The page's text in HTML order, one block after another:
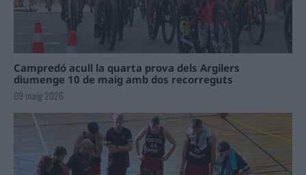
Campredó acull la quarta prova dels Argilers
diumenge 10 de maig amb dos recorreguts
09 maig 2026